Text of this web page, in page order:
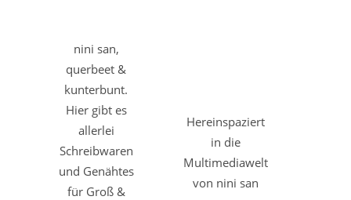
nini san,
querbeet &
kunterbunt.
Hier gibt es
allerlei
Schreibwaren
und Genähtes
für Groß &
Hereinspaziert
in die
Multimediawelt
von nini san